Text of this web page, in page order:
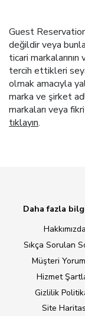
Guest
değildir veya
ticari
tercih ettikleri
olmak amacıyla
marka ve şirket
markaları veya
tıklayın.
Daha fazla
Hakkımızda
Sıkça Sorulan
Müşteri
Hizmet
Gizlilik
Site